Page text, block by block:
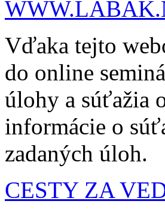
Vďaka tejto
do online
úlohy a súťažia
informácie o
zadaných úloh.
CESTY ZA